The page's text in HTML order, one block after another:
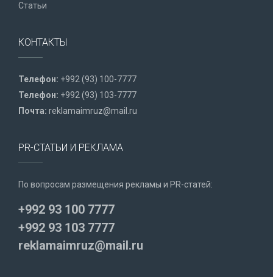
Статьи
КОНТАКТЫ
Телефон: +992 (93) 100-7777
Телефон: +992 (93) 103-7777
Почта: reklamaimruz@mail.ru
PR-СТАТЬИ И РЕКЛАМА
По вопросам размещения рекламы и PR-статей:
+992 93 100 7777
+992 93 103 7777
reklamaimruz@mail.ru